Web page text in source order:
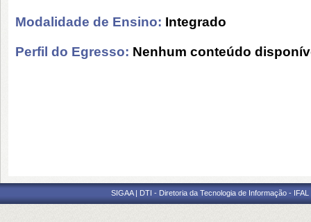
Modalidade de Ensino: Integrado
Perfil do Egresso: Nenhum conteúdo
SIGAA | DTI - Diretoria da Tecnologia de Informação -